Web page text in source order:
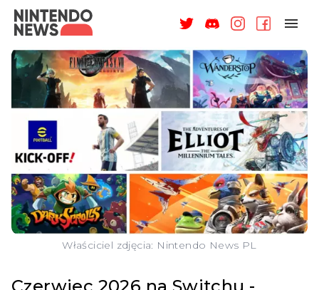
NAGRODY
NEWSY
RECENZJE
ARTYKUŁY
WSPARCIE
O NAS
Właściciel zdjęcia: Nintendo News PL